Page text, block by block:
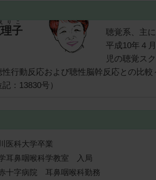
子
りこ
聴覚系、主
平成10年４
児の聴覚ス
行動反応および聴性脳幹反応との比
：13830号）
医科大学卒業
耳鼻咽喉科学教室 入局
十字病院 耳鼻咽喉科勤務